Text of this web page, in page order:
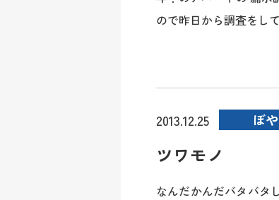
ので昨日から調査をし
2013.12.25 ぼ
ツワモノ
なんだかんだバタバタ